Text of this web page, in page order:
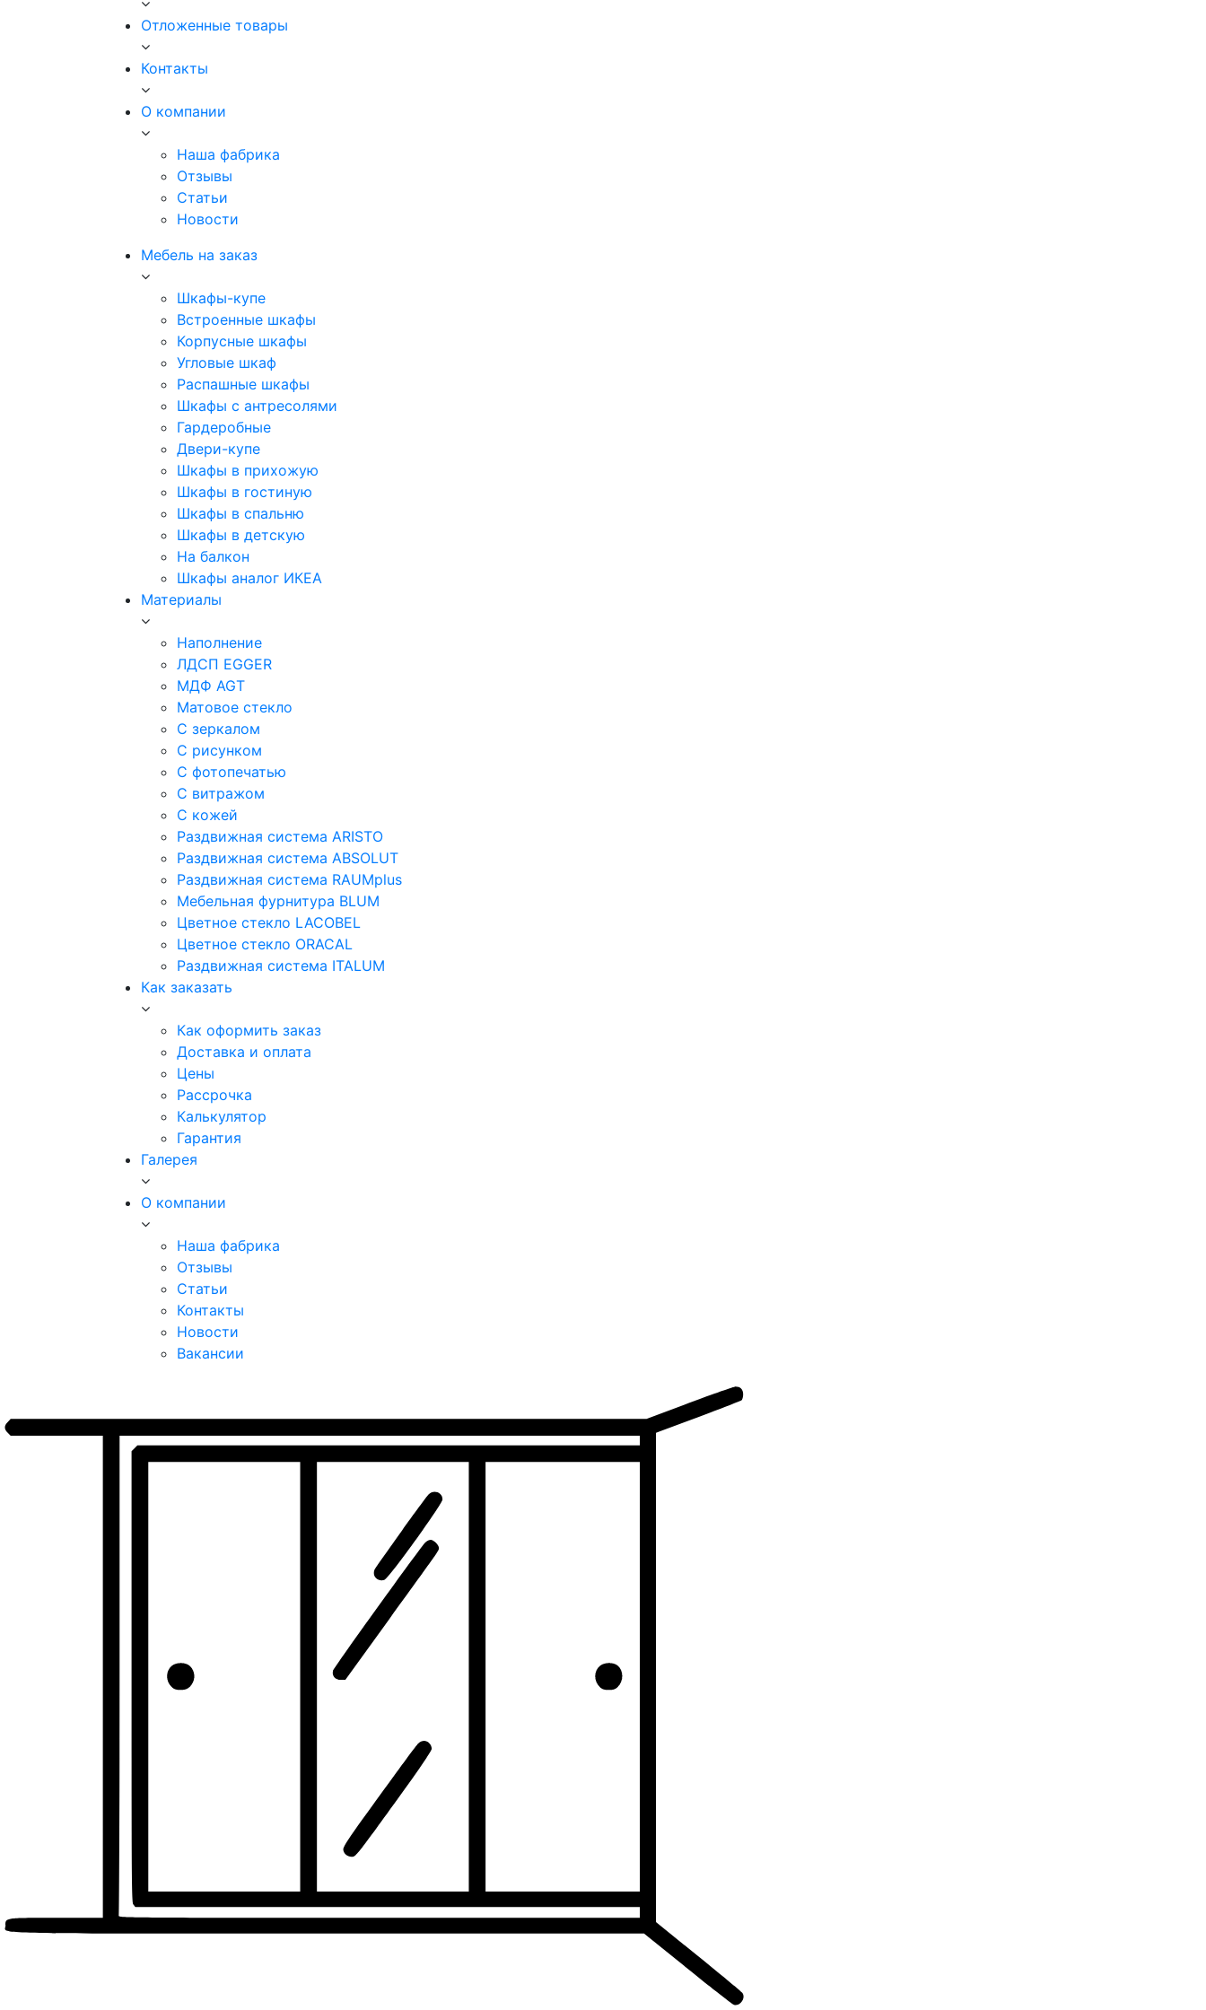
Отложенные товары
Контакты
О компании
Наша фабрика
Отзывы
Статьи
Новости
Мебель на заказ
Шкафы-купе
Встроенные шкафы
Корпусные шкафы
Угловые шкаф
Распашные шкафы
Шкафы с антресолями
Гардеробные
Двери-купе
Шкафы в прихожую
Шкафы в гостиную
Шкафы в спальню
Шкафы в детскую
На балкон
Шкафы аналог ИКЕА
Материалы
Наполнение
ЛДСП EGGER
МДФ AGT
Матовое стекло
С зеркалом
С рисунком
С фотопечатью
С витражом
С кожей
Раздвижная система ARISTO
Раздвижная система ABSOLUT
Раздвижная система RAUMplus
Мебельная фурнитура BLUM
Цветное стекло LACOBEL
Цветное стекло ORACAL
Раздвижная система ITALUM
Как заказать
Как оформить заказ
Доставка и оплата
Цены
Рассрочка
Калькулятор
Гарантия
Галерея
О компании
Наша фабрика
Отзывы
Статьи
Контакты
Новости
Вакансии